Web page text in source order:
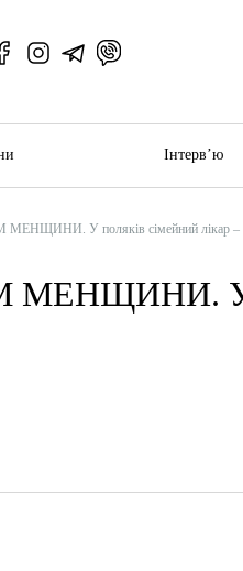
Інтерв’ю
У поляків сімейний лікар –
У